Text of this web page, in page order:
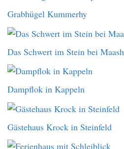
Grabhügel Kummerhy
Das Schwert im Stein bei
Dampflok in Kappeln
Gästehaus Krock in Steinfeld